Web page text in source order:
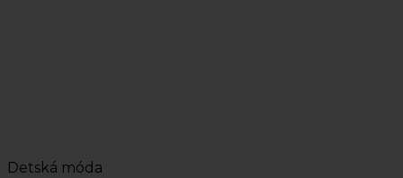
Detská móda